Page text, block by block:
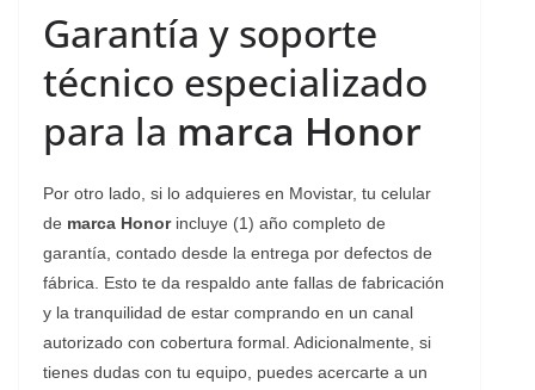
Garantía y soporte
técnico especializado
para la marca Honor
Por otro lado, si lo adquieres en Movistar, tu celular
de marca Honorincluye (1) año completo de
garantía, contado desde la entrega por defectos de
fábrica. Esto te da respaldo ante fallas de fabricación
y la tranquilidad de estar comprando en un canal
autorizado con cobertura formal. Adicionalmente, si
tienes dudas con tu equipo, puedes acercarte a un